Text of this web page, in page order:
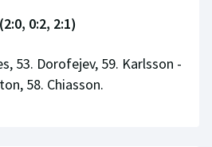
0:2, 2:1)
53. Dorofejev, 59. Karlsson -
58. Chiasson.